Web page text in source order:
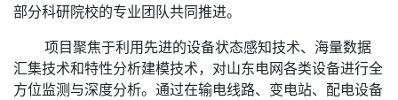
部分科研院校的专业团队共同推进。​
项目聚焦于利用先进的设备状态感知技术、海量数据
汇集技术和特性分析建模技术，对山东电网各类设备进行全
方位监测与深度分析。通过在输电线路、变电站、配电设备